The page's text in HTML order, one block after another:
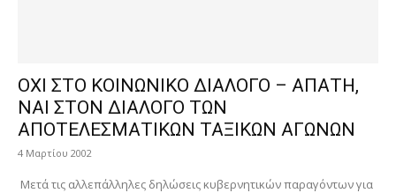
ΟΧΙ ΣΤΟ ΚΟΙΝΩΝΙΚΟ ΔΙΑΛΟΓΟ – ΑΠΑΤΗ,
ΝΑΙ ΣΤΟΝ ΔΙΑΛΟΓΟ ΤΩΝ
ΑΠΟΤΕΛΕΣΜΑΤΙΚΩΝ ΤΑΞΙΚΩΝ ΑΓΩΝΩΝ
4 Μαρτίου 2002
Μετά τις αλλεπάλληλες δηλώσεις κυβερνητικών παραγόντων για